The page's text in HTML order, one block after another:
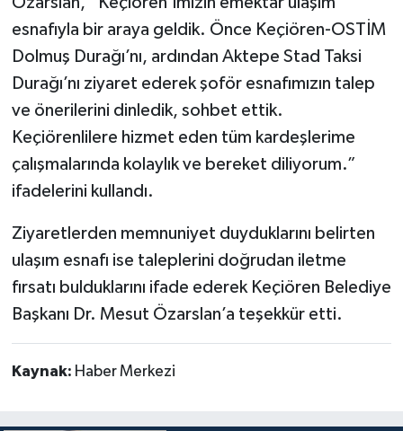
esnafıyla bir araya geldik. Önce Keçiören-OSTİM
Dolmuş Durağı’nı, ardından Aktepe Stad Taksi
Durağı’nı ziyaret ederek şoför esnafımızın talep
ve önerilerini dinledik, sohbet ettik.
Keçiörenlilere hizmet eden tüm kardeşlerime
çalışmalarında kolaylık ve bereket diliyorum.”
ifadelerini kullandı.
Ziyaretlerden memnuniyet duyduklarını belirten
ulaşım esnafı ise taleplerini doğrudan iletme
fırsatı bulduklarını ifade ederek Keçiören Belediye
Başkanı Dr. Mesut Özarslan’a teşekkür etti.
Kaynak: Haber Merkezi